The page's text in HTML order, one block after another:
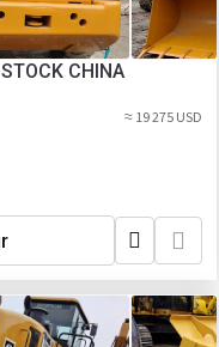
CHINA
≈ 19 275 USD